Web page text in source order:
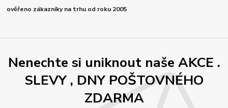
ověřeno zákazníky na trhu od roku 2005
Nenechte si uniknout naše AKCE .
SLEVY , DNY POŠTOVNÉHO
ZDARMA